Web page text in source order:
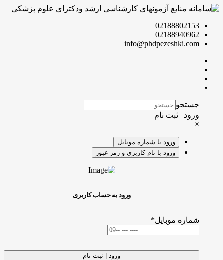
02188802153
02188940962
info@phdpezeshki.com
جستجو
ورود | ثبت نام
×
ورود با شماره موبایل
ورود با نام کاربری و رمز عبور
ورود به حساب کاربری
شماره موبایل*
ورود | ثبت نام